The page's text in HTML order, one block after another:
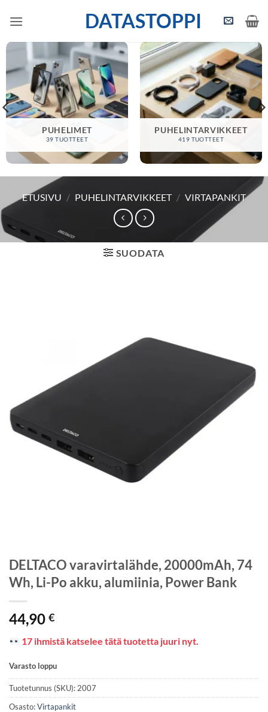
DATASTOPPI
PUHELIMET
39 TUOTTEET
PUHELINTARVIKKEET
419 TUOTTEET
ETUSIVU / PUHELINTARVIKKEET / VIRTAPANKIT
SUODATA
DELTACO varavirtalähde, 20000mAh, 74
Wh, Li-Po akku, alumiinia, Power Bank
44,90 €
17 ihmistä katselee tätä tuotetta juuri nyt.
Varasto loppu
Tuotetunnus (SKU): 2007
Osasto:Virtapankit